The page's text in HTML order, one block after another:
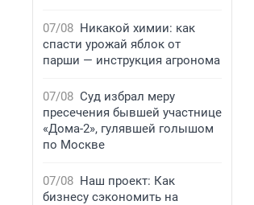
07/08 Никакой химии: как
спасти урожай яблок от
парши — инструкция агронома
07/08 Суд избрал меру
пресечения бывшей участнице
«Дома-2», гулявшей голышом
по Москве
07/08 Наш проект: Как
бизнесу сэкономить на